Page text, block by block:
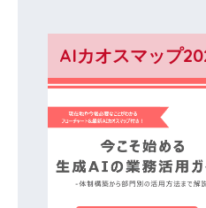
AIカオスマップ